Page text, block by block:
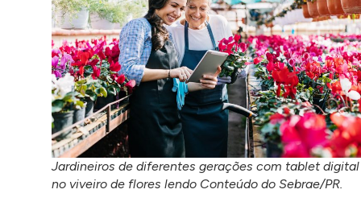
Jardineiros de diferentes gerações com tablet digital
no viveiro de flores lendo Conteúdo do Sebrae/PR.